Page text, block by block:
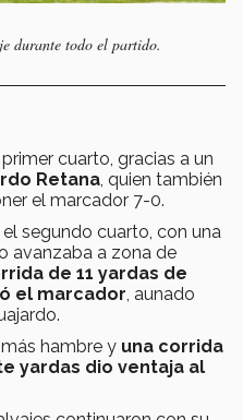
durante todo el partido.
cuarto, gracias a un
Retana , quien también
el marcador 7-0.
segundo cuarto, con una
avanzaba a zona de
de 11 yardas de
el marcador , aunado
hambre y una corrida
yardas dio ventaja al